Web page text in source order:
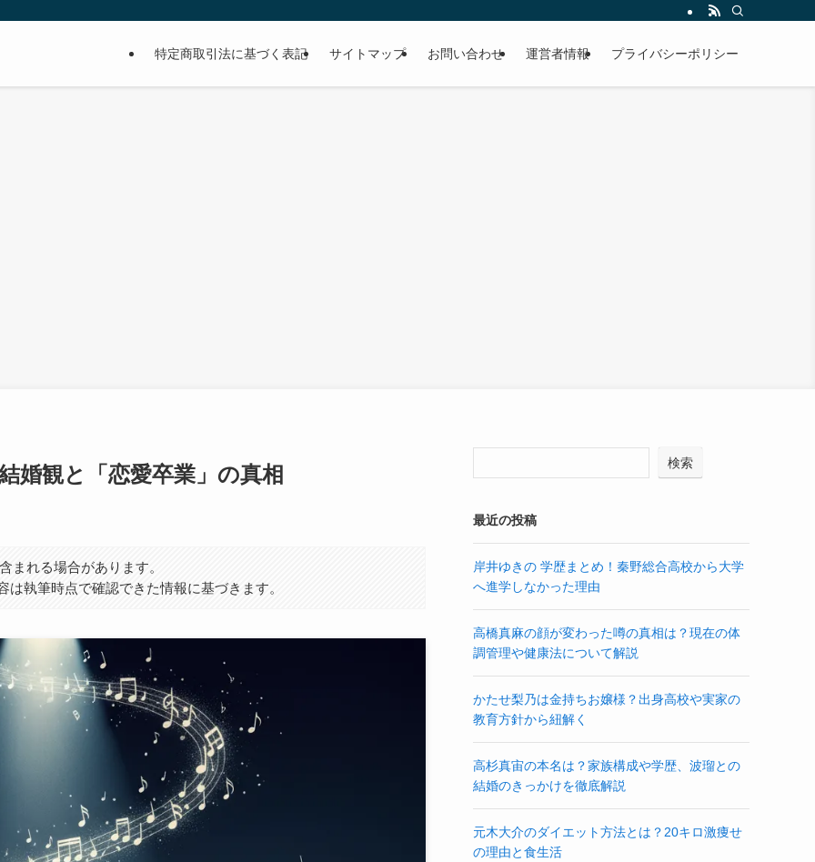
特定商取引法に基づく表記 サイトマップ お問い合わせ 運営者情報 プライバシーポリシー
婚観と「恋愛卒業」の真相
まれる場合があります。
執筆時点で確認できた情報に基づきます。
検索
最近の投稿
岸井ゆきの 学歴まとめ！秦野総合高校から大学
へ進学しなかった理由
高橋真麻の顔が変わった噂の真相は？現在の体
調管理や健康法について解説
かたせ梨乃は金持ちお嬢様？出身高校や実家の
教育方針から紐解く
高杉真宙の本名は？家族構成や学歴、波瑠との
結婚のきっかけを徹底解説
元木大介のダイエット方法とは？20キロ激痩せ
の理由と食生活